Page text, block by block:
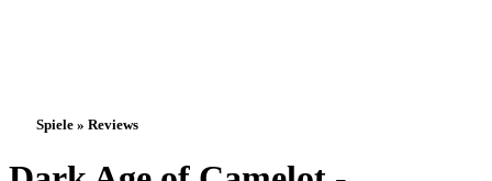
Spiele » Reviews